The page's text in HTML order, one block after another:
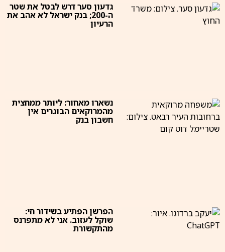
גדעון סער דרש לבטל את שטר
ה-200; בנק ישראל לא אהב את
הרעיון
נשארו מאחור: ליותר ממחצית
מהמרוקאים הבוגרים אין
חשבון בנק
הפרשן הפתיע בשידור חי:
שוקל לעזוב. אני לא מתפרנס
מהתקשורת